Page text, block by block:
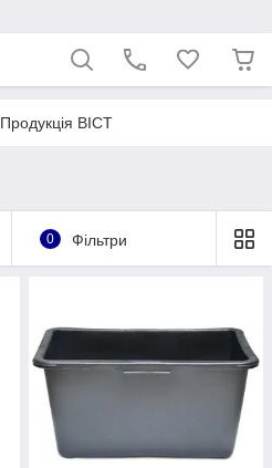
Продукція ВІСТ
0 Фільтри